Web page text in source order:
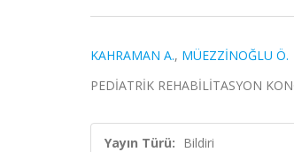
KAHRAMAN A., MÜEZZİNOĞLU Ö.
PEDİATRİK REHABİLİTASYON
Yayın Türü: Bildiri